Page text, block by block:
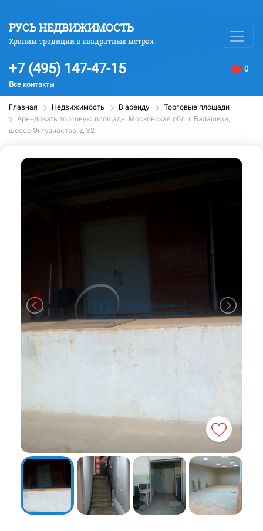
РУСЬ НЕДВИЖИМОСТЬ
Храним традиции в квадратных метрах
+7 (495) 147-47-15
Все контакты
0
Главная Недвижимость В аренду
Торговые площади
Арендовать торговую площадь, Московская обл, г Балашиха,
шоссе Энтузиастов, д 32